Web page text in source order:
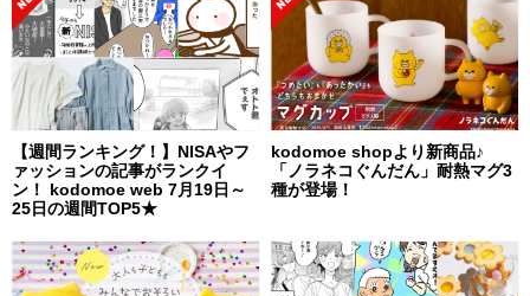
【週間ランキング！】NISAやフ
ァッションの記事がランクイ
ン！ kodomoe web 7月19日～
25日の週間TOP5★
kodomoe shopより新商品♪
「ノラネコぐんだん」耐熱マグ3
種が登場！